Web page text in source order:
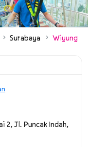
Surabaya Wiyung
2, Jl. Puncak Indah,